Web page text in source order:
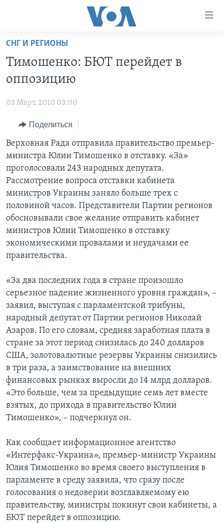
Перейти
основной
контент
навигации
Перейти
поиск
НОВОСТИ ЗА МИНУТУ
ИТОГИ
ПОЧЕМУ ЭТО ВАЖНО?
ДИСКУССИЯ VOA
ДЕТАЛИ
НЬЮ-ЙОРК NEW YORK
АМЕРИКА. БОЛЬШОЕ ПУТЕШЕСТВИЕ
УЧИМ АНГЛИЙСКИЙ
НАША АМЕРИКАНСКАЯ ИСТОРИЯ
А КАК В АМЕРИКЕ?
АРТЕФАКТЫ
АМЕРИКАНСКИЕ ГОРОДКИ
ТЕСТЫ
ЭКСПЕРТИЗА
ИНТЕРВЬЮ
ФАКТЫ ПРОТИВ ФЕЙКОВ
ЗА СВОБОДУ ПРЕССЫ
УЧИМ АНГЛИЙСКИЙ
ВИДЕО
ПОДПИСКА НА НОВОСТИ
Learning English
Языки
СНГ И РЕГИОНЫ
Тимошенко: БЮТ перейдет в
оппозицию
03 Март, 2010 03:00
Поделиться
Верховная Рада отправила правительство премьер-
министра Юлии Тимошенко в отставку. «За»
проголосовали 243 народных депутата.
Рассмотрение вопроса отставки кабинета
министров Украины заняло больше трех с
половиной часов. Представители Партии регионов
обосновывали свое желание отправить кабинет
министров Юлии Тимошенко в отставку
экономическими провалами и неудачами ее
правительства.
«За два последних года в стране произошло
серьезное падение жизненного уровня граждан», –
заявил, выступая с парламентской трибуны,
народный депутат от Партии регионов Николай
Азаров. По его словам, средняя заработная плата в
стране за этот период снизилась до 240 долларов
США, золотовалютные резервы Украины снизились
в три раза, а заимствование на внешних
финансовых рынках выросли до 14 млрд долларов.
«Это больше, чем за предыдущие семь лет вместе
взятых, до прихода в правительство Юлии
Тимошенко», – подчеркнул он.
Как сообщает информационное агентство
«Интерфакс-Украина», премьер-министр Украины
Юлия Тимошенко во время своего выступления в
парламенте в среду заявила, что сразу после
голосования о недоверии возглавляемому ею
правительству, министры покинут свои кабинеты, а
БЮТ перейдет в оппозицию.